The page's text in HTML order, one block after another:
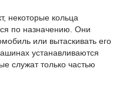
некоторые кольца
по назначению. Они
или вытаскивать его
устанавливаются
служат только частью